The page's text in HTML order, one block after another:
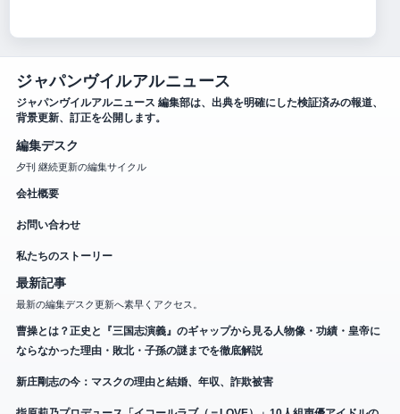
ジャパンヴイルアルニュース
ジャパンヴイルアルニュース 編集部は、出典を明確にした検証済みの報道、
背景更新、訂正を公開します。
編集デスク
夕刊 継続更新の編集サイクル
会社概要
お問い合わせ
私たちのストーリー
最新記事
最新の編集デスク更新へ素早くアクセス。
曹操とは？正史と『三国志演義』のギャップから見る人物像・功績・皇帝に
ならなかった理由・敗北・子孫の謎までを徹底解説
新庄剛志の今：マスクの理由と結婚、年収、詐欺被害